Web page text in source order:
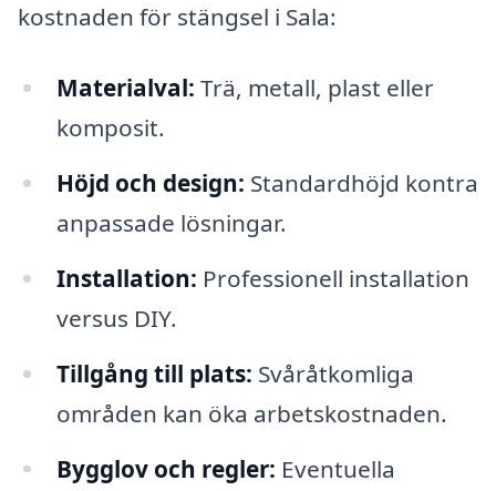
kostnaden för stängsel i Sala:
Materialval: Trä, metall, plast eller
komposit.
Höjd och design: Standardhöjd kontra
anpassade lösningar.
Installation: Professionell installation
versus DIY.
Tillgång till plats: Svåråtkomliga
områden kan öka arbetskostnaden.
Bygglov och regler: Eventuella